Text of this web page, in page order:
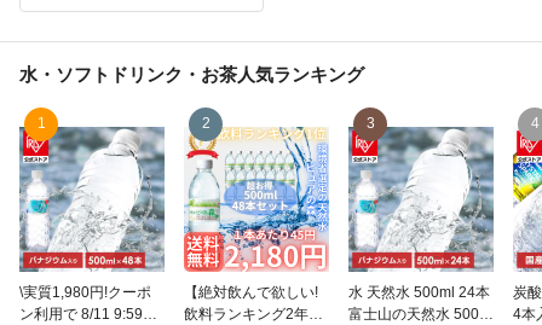
水・ソフトドリンク・お茶人気ランキング
1
\実質1,980円!クーポ
ン利用で 8/11 9:59ま
2
【絶対飲んで欲しい!
飲料ランキング2年連
3
水 天然水 500ml 24本
富士山の天然水 500m
4
炭
4本